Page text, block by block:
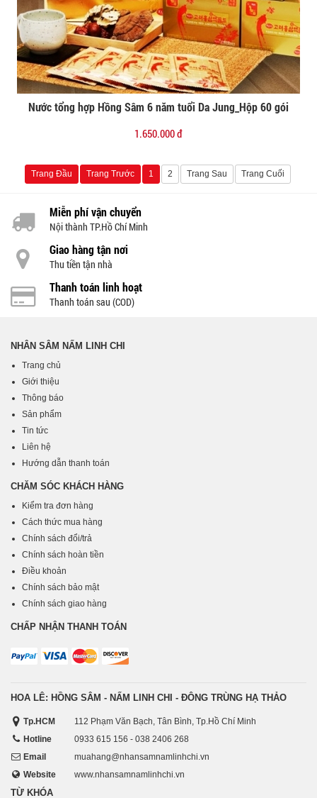
Đặt mua
Nước tổng hợp Hồng Sâm 6 năm tuổi Da Jung_Hộp 60 gói
1.650.000 đ
Trang Đầu Trang Trước 1 2 Trang Sau Trang Cuối
Miễn phí vận chuyển
Nội thành TP.Hồ Chí Minh
Giao hàng tận nơi
Thu tiền tận nhà
Thanh toán linh hoạt
Thanh toán sau (COD)
NHÂN SÂM NẤM LINH CHI
Trang chủ
Giới thiệu
Thông báo
Sản phẩm
Tin tức
Liên hệ
Hướng dẫn thanh toán
CHĂM SÓC KHÁCH HÀNG
Kiểm tra đơn hàng
Cách thức mua hàng
Chính sách đổi/trả
Chính sách hoàn tiền
Điều khoản
Chính sách bảo mật
Chính sách giao hàng
CHẤP NHẬN THANH TOÁN
HOA LÊ: HỒNG SÂM - NẤM LINH CHI - ĐÔNG TRÙNG HẠ THẢO
Tp.HCM
112 Phạm Văn Bạch, Tân Bình, Tp.Hồ Chí Minh
Hotline
0933 615 156 - 038 2406 268
Email
muahang@nhansamnamlinhchi.vn
Website
www.nhansamnamlinhchi.vn
TỪ KHÓA